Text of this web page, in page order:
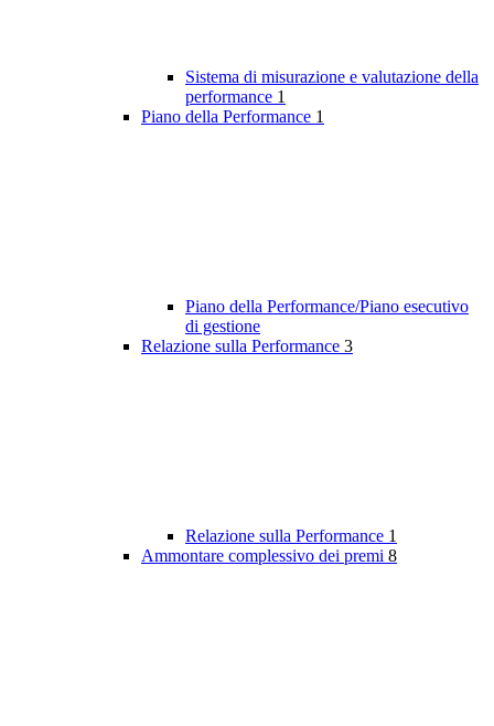
Sistema di misurazione e valutazione della
performance 1
Piano della Performance 1
Piano della Performance/Piano esecutivo
di gestione
Relazione sulla Performance 3
Relazione sulla Performance 1
Ammontare complessivo dei premi 8